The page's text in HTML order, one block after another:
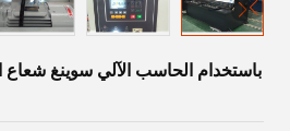
باستخدام الحاسب الآلي سوينغ